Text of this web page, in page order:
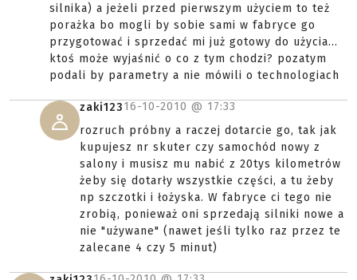
silnika) a jeżeli przed pierwszym użyciem to też
porażka bo mogli by sobie sami w fabryce go
przygotować i sprzedać mi już gotowy do użycia...
ktoś może wyjaśnić o co z tym chodzi? pozatym
podali by parametry a nie mówili o technologiach
zaki12316-10-2010 @ 17:33
rozruch próbny a raczej dotarcie go, tak jak
kupujesz nr skuter czy samochód nowy z
salony i musisz mu nabić z 20tys kilometrów
żeby się dotarły wszystkie części, a tu żeby
np szczotki i łożyska. W fabryce ci tego nie
zrobią, ponieważ oni sprzedają silniki nowe a
nie "używane" (nawet jeśli tylko raz przez te
zalecane 4 czy 5 minut)